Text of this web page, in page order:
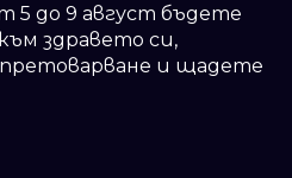
5 до 9 август бъдете
здравето си,
претоварване и щадете